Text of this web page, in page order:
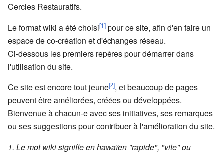
Cercles Restauratifs.
Le format wiki a été choisi[1] pour ce site, afin d'en faire un
espace de co-création et d'échanges réseau.
Ci-dessous les premiers repères pour démarrer dans
l'utilisation du site.
Ce site est encore tout jeune[2], et beaucoup de pages
peuvent être améliorées, créées ou développées.
Bienvenue à chacun-e avec ses initiatives, ses remarques
ou ses suggestions pour contribuer à l'amélioration du site.
Le mot wiki signifie en hawaïen "rapide", "vite" ou